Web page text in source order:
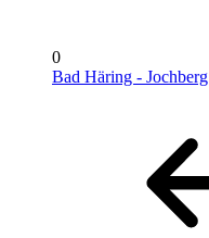
0
Bad Häring - Jochberg